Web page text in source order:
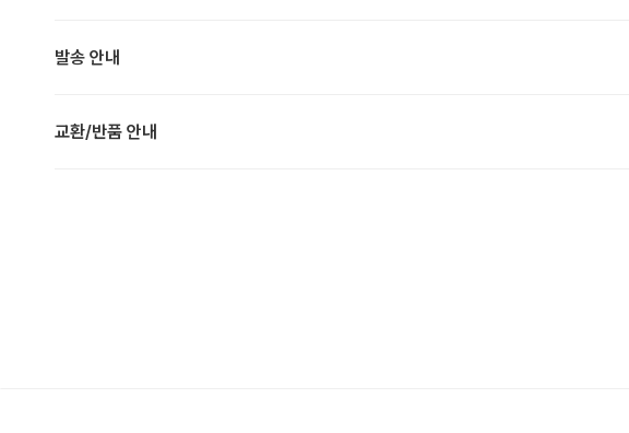
발송 안내
교환/반품 안내